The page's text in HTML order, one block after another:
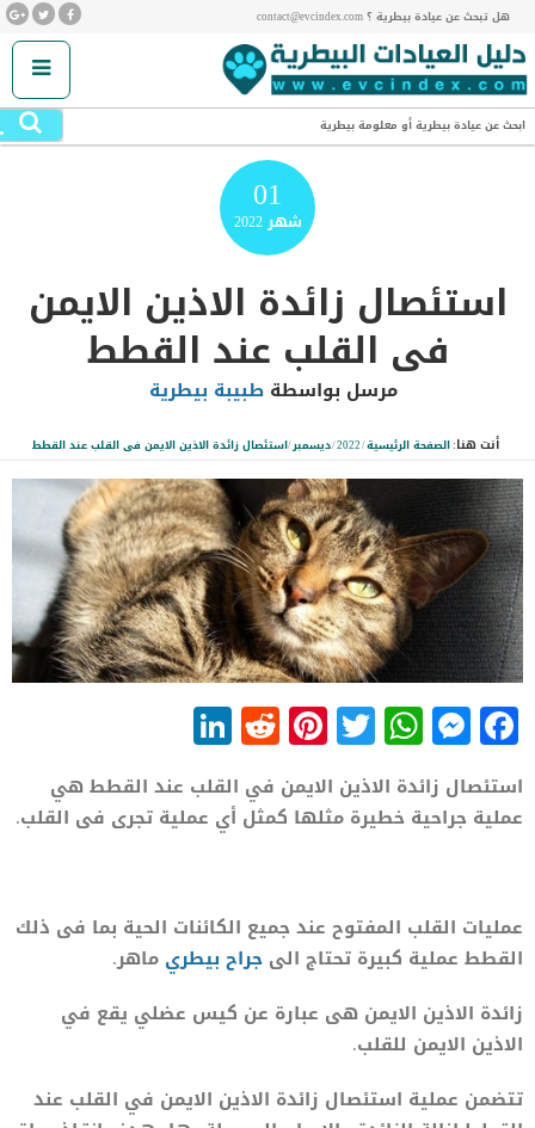
هل تبحث عن عيادة بيطرية ؟ contact@evcindex.com
ابحث عن عيادة بيطرية أو معلومة بيطرية
01
شهر2022
استئصال زائدة الاذين الايمن
فى القلب عند القطط
مرسل بواسطة طبيبة بيطرية
أنت هنا:الصفحة الرئيسية/
2022
/ديسمبر/استئصال زائدة الاذين الايمن فى القلب عند القطط
Facebook
Messenger
WhatsApp
Twitter
Pinterest
Reddit
استئصال زائدة الاذين الايمن في القلب عند القطط هي
عملية جراحية خطيرة مثلها كمثل أي عملية تجرى فى القلب.
عمليات القلب المفتوح عند جميع الكائنات الحية بما فى ذلك
القطط عملية كبيرة تحتاج الى جراح بيطري ماهر.
زائدة الاذين الايمن هى عبارة عن كيس عضلي يقع في
الاذين الايمن للقلب.
تتضمن عملية استئصال زائدة الاذين الايمن في القلب عند